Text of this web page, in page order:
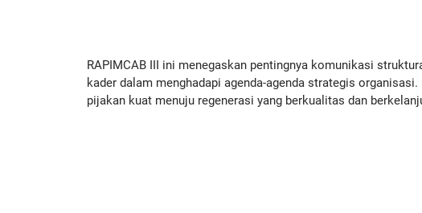
RAPIMCAB III ini menegaskan pentingnya komunikasi
kader dalam menghadapi agenda-agenda strategis
pijakan kuat menuju regenerasi yang berkualitas dan